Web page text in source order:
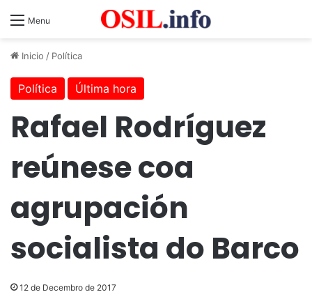
Menu
Inicio / Política
Política Última hora
Rafael Rodríguez
reúnese coa
agrupación
socialista do Barco
12 de Decembro de 2017